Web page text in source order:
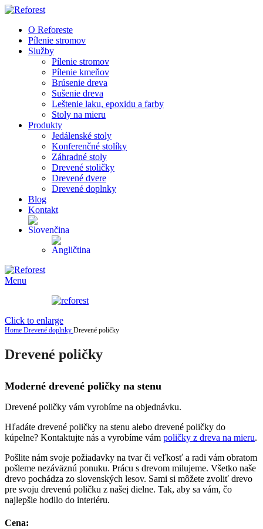
O Reforeste
Pílenie stromov
Služby
Pílenie stromov
Pílenie kmeňov
Brúsenie dreva
Sušenie dreva
Leštenie laku, epoxidu a farby
Stoly na mieru
Produkty
Jedálenské stoly
Konferenčné stolíky
Záhradné stoly
Drevené stoličky
Drevené dvere
Drevené doplnky
Blog
Kontakt
Menu
Click to enlarge
Home Drevené doplnky Drevené poličky
Drevené poličky
Moderné drevené poličky na stenu
Drevené poličky vám vyrobíme na objednávku.
Hľadáte drevené poličky na stenu alebo drevené poličky do
kúpelne? Kontaktujte nás a vyrobíme vám poličky z dreva na mieru.
Pošlite nám svoje požiadavky na tvar či veľkosť a radi vám obratom
pošleme nezáväznú ponuku. Prácu s drevom milujeme. Všetko naše
drevo pochádza zo slovenských lesov. Sami si môžete zvoliť drevo
pre svoju drevenú poličku z našej dielne. Tak, aby sa vám, čo
najlepšie hodilo do interiéru.
Cena: